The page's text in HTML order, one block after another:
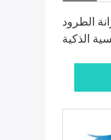
باب خزانة الطرود
الذكية